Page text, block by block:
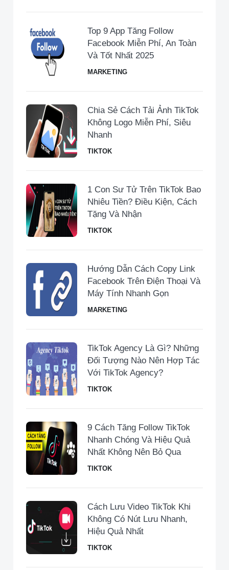
Top 9 App Tăng Follow
Facebook Miễn Phí, An Toàn
Và Tốt Nhất 2025
MARKETING
Chia Sẻ Cách Tải Ảnh TikTok
Không Logo Miễn Phí, Siêu
Nhanh
TIKTOK
1 Con Sư Tử Trên TikTok Bao
Nhiêu Tiền​? Điều Kiện, Cách
Tặng Và Nhận
TIKTOK
Hướng Dẫn Cách Copy Link
Facebook Trên Điện Thoại Và
Máy Tính Nhanh Gọn
MARKETING
TikTok Agency Là Gì? Những
Đối Tượng Nào Nên Hợp Tác
Với TikTok Agency?
TIKTOK
9 Cách Tăng Follow TikTok
Nhanh Chóng Và Hiệu Quả
Nhất Không Nên Bỏ Qua
TIKTOK
Cách Lưu Video TikTok Khi
Không Có Nút Lưu Nhanh,
Hiệu Quả Nhất
TIKTOK